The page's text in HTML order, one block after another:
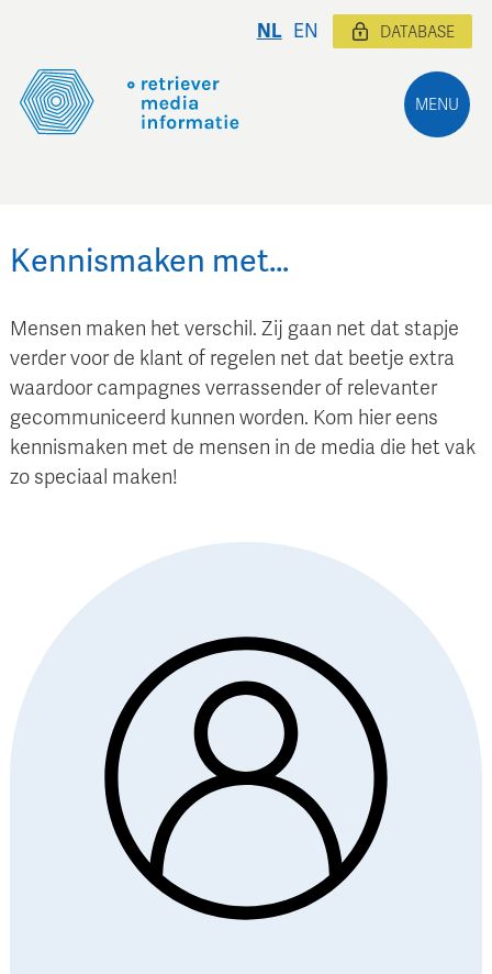
MENU
NL EN DATABASE
Kennismaken met…
Mensen maken het verschil. Zij gaan net dat stapje
verder voor de klant of regelen net dat beetje extra
waardoor campagnes verrassender of relevanter
gecommuniceerd kunnen worden. Kom hier eens
kennismaken met de mensen in de media die het vak
zo speciaal maken!